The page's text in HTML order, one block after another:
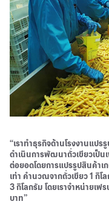
“เราทำธุรกิจด้านโรงงานแป
ดำเนินการพัฒนาถั่วเขียวเป็น
ต่อยอดโดยการแปรรูปสินค้าเ
เท่า คำนวณจากถั่วเขียว 1 กิ
3 กิโลกรัม โดยเราจำหน่ายเ
บาท”